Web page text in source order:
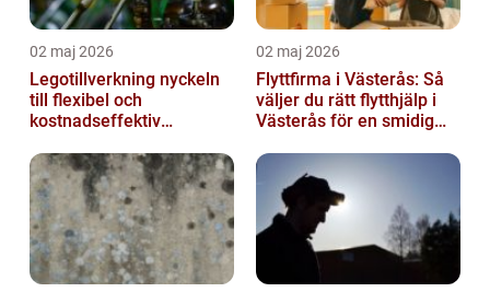
02 maj 2026
Legotillverkning nyckeln
till flexibel och
kostnadseffektiv
02 maj 2026
Flyttfirma i Västerås: Så
väljer du rätt flytthjälp i
Västerås för en smidig